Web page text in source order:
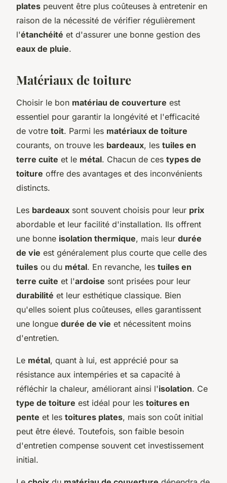
plates peuvent être plus coûteuses à entretenir en
raison de la nécessité de vérifier régulièrement
l'étanchéité et d'assurer une bonne gestion des
eaux de pluie.
Matériaux de toiture
Choisir le bon matériau de couverture est
essentiel pour garantir la longévité et l'efficacité
de votre toit. Parmi les matériaux de toiture
courants, on trouve les bardeaux, les tuiles en
terre cuite et le métal. Chacun de ces types de
toiture offre des avantages et des inconvénients
distincts.
Les bardeaux sont souvent choisis pour leur prix
abordable et leur facilité d'installation. Ils offrent
une bonne isolation thermique, mais leur durée
de vie est généralement plus courte que celle des
tuiles ou du métal. En revanche, les tuiles en
terre cuite et l'ardoise sont prisées pour leur
durabilité et leur esthétique classique. Bien
qu'elles soient plus coûteuses, elles garantissent
une longue durée de vie et nécessitent moins
d'entretien.
Le métal, quant à lui, est apprécié pour sa
résistance aux intempéries et sa capacité à
réfléchir la chaleur, améliorant ainsi l'isolation. Ce
type de toiture est idéal pour les toitures en
pente et les toitures plates, mais son coût initial
peut être élevé. Toutefois, son faible besoin
d'entretien compense souvent cet investissement
initial.